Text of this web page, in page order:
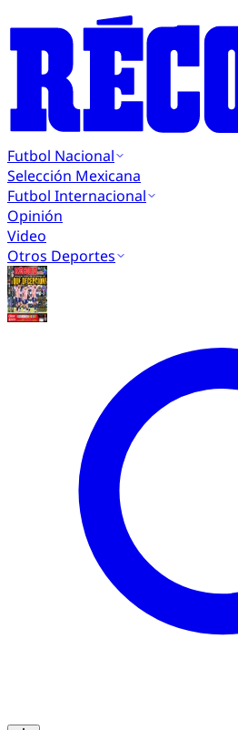
Futbol Nacional
Selección Mexicana
Futbol Internacional
Opinión
Video
Otros Deportes